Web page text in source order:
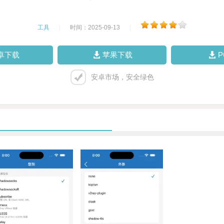
工具 时间：2025-09-13
下载 苹果下载
安卓市场，安全绿色